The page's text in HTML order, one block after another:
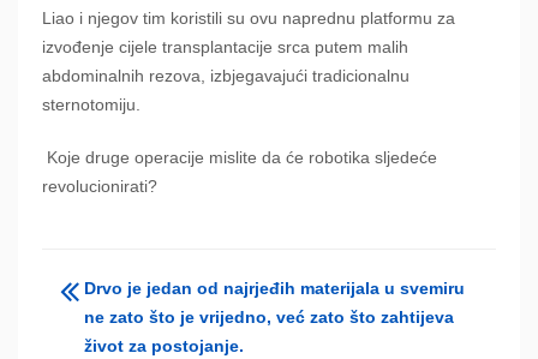
Liao i njegov tim koristili su ovu naprednu platformu za
izvođenje cijele transplantacije srca putem malih
abdominalnih rezova, izbjegavajući tradicionalnu
sternotomiju.
Koje druge operacije mislite da će robotika sljedeće
revolucionirati?
Drvo je jedan od najrjeđih materijala u svemiru
ne zato što je vrijedno, već zato što zahtijeva
život za postojanje.